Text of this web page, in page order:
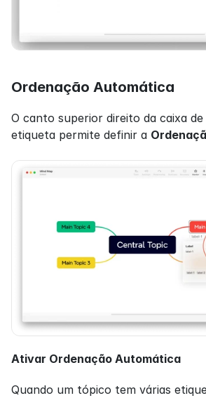
Ordenação Automática
O canto superior direito da caixa
etiqueta permite definir a
Ativar Ordenação Automática
Quando um tópico tem várias